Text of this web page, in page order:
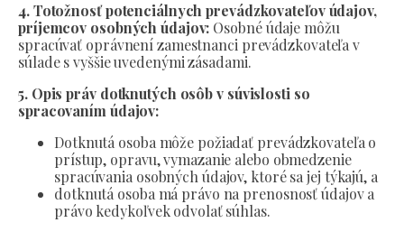
4. Totožnosť potenciálnych prevádzkovateľov údajov,
príjemcov osobných údajov: Osobné údaje môžu
spracúvať oprávnení zamestnanci prevádzkovateľa v
súlade s vyššie uvedenými zásadami.
5. Opis práv dotknutých osôb v súvislosti so
spracovaním údajov:
Dotknutá osoba môže požiadať prevádzkovateľa o
prístup, opravu, vymazanie alebo obmedzenie
spracúvania osobných údajov, ktoré sa jej týkajú, a
dotknutá osoba má právo na prenosnosť údajov a
právo kedykoľvek odvolať súhlas.